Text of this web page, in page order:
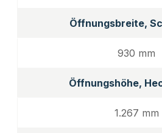
Öffnungsbreite,
930 mm
Öffnungshöhe,
1.267 mm